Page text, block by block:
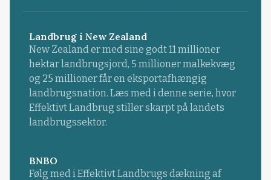
Landbrug i New Zealand
New Zealand er med sine godt 11 millioner
hektar landbrugsjord, 5 millioner malkekvæg
og 25 millioner får en eksportafhængig
landbrugsnation. Læs med i denne serie, hvor
Effektivt Landbrug stiller skarpt på landets
landbrugssektor.
BNBO
Følg med i Effektivt Landbrugs dækning af